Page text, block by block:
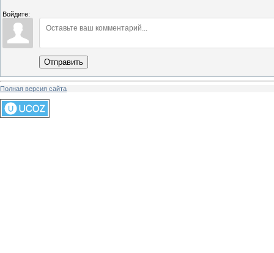
Войдите:
Отправить
Полная версия сайта